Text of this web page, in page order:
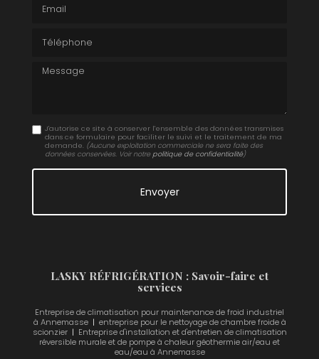
Message
J'autorise ce site à conserver l'ensemble des données transmises
dans ce formulaire pour faciliter le suivi et le traitement de ma
demande. (Aucune exploitation commerciale ne sera faite des
données conservées. Voir notre politique de confidentialité)
LASKY RÉFRIGÉRATION : Savoir-faire et
services
Entreprise de climatisation pour maintenance de froid industriel
à Annemasse| entreprise pour le nettoyage de chambre froide à
scionzier| Entreprise d'installation et d'entretien de climatisation
réversible murale et de pompe à chaleur géothermie air/eau et
eau/eau à Annemasse